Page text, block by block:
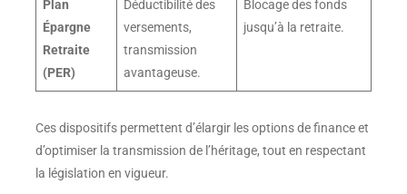
Plan
Épargne
Retraite
(PER)
Déductibilité des
versements,
transmission
avantageuse.
Blocage des fonds
jusqu’à la retraite.
Ces dispositifs permettent d’élargir les options de finance et
d’optimiser la transmission de l’héritage, tout en respectant
la législation en vigueur.